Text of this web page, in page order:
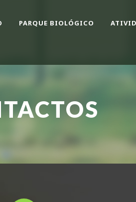
PARQUE BIOLÓGICO